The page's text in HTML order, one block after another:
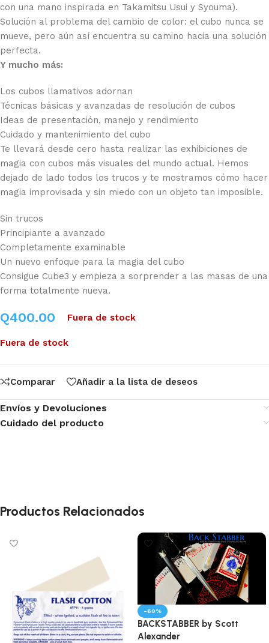
con una mano inspirada en Takamitsu Usui y Syouma).
Solución al problema del cambio de color: el cubo nunca se
mueve, pero aún así encuentra su camino hacia una solución
perfecta.
Y mucho más:
Los cubos llamativos adornan
Técnicas básicas y avanzadas de resolución de cubos
Ideas de presentación, manejo y rendimiento
Cuidado y mantenimiento del cubo
Te llevará desde cero hasta realizar las exhibiciones de
magia con cubos más visuales del mundo actual. Hemos
dejado de lado todos los trucos y te mostramos cómo hacer
magia improvisada y sin miedo con un objeto tan imposible.
Sin trucos
Principiante a avanzado
Completamente examinable
Un nuevo enfoque para la magia del cubo
Consigue Cube3 y empieza a sorprender a las masas de una
forma totalmente nueva.
Q400.00 Fuera de stock
Fuera de stock
Comparar Añadir a la lista de deseos
Envíos y Devoluciones
Cuidado del producto
Productos Relacionados
-60%
BACKSTABBER by Scott
Alexander